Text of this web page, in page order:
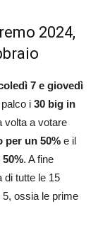
2024,
7 e giovedì
i 30 big in
volta a votare
per un 50% e il
. A fine
di tutte le 15
ossia le prime